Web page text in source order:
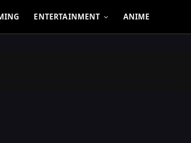
ENTERTAINMENT ANIME